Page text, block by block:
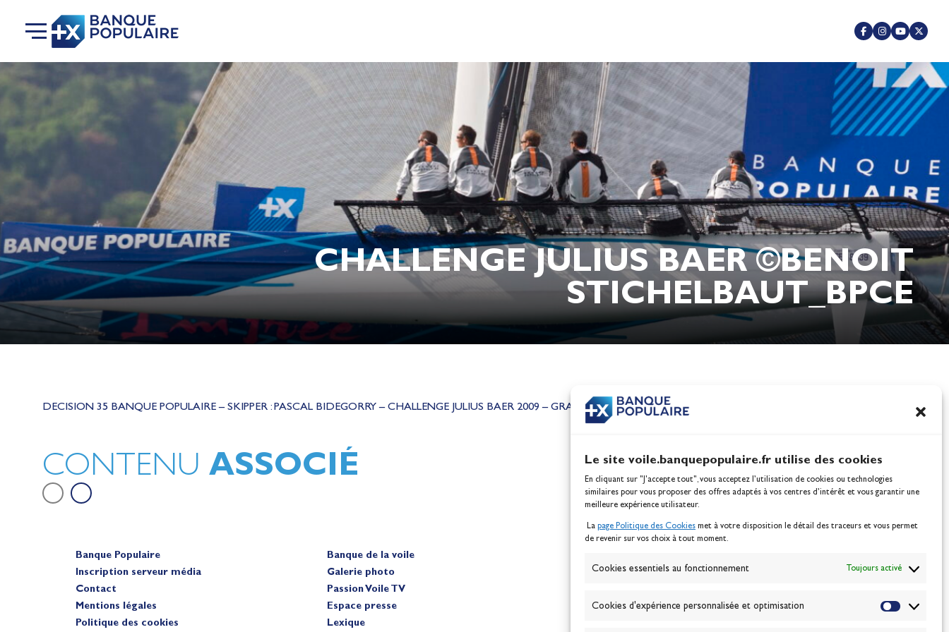
Le site voile.banquepopulaire.fr utilise des cookies
En cliquant sur "J'accepte tout", vous acceptez l’utilisation de cookies ou technologies
similaires pour vous proposer des offres adaptés à vos centres d’intérêt et vous garantir une
meilleure expérience utilisateur.
La page Politique des Cookies met à votre disposition le détail des traceurs et vous permet
de revenir sur vos choix à tout moment.
Cookies essentiels au fonctionnement Toujours activé
Cookies d'expérience personnalisée et optimisation
CHALLENGE JULIUS BAER ©BENOIT
STICHELBAUT_BPCE
DECISION 35 BANQUE POPULAIRE – SKIPPER : PASCAL BIDEGORRY – CHALLENGE JULIUS BAER 2009 – GRAND PRIX CORUM – GENEVE LE 09 MAI 2009
CONTENU ASSOCIÉ
sur le plan d'eau des Jeux Olympiques
Berthomieu, vice-championnes
100% Glisse - Écoles
Banque Populaire
Inscription serveur média
Contact
Mentions légales
Politique des cookies
Banque de la voile
Galerie photo
Passion Voile TV
Espace presse
Lexique
ABONNEZ-VOUS